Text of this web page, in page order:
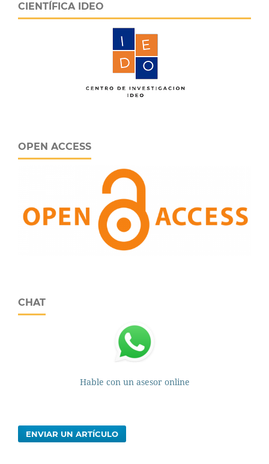
CIENTÍFICA IDEO
OPEN ACCESS
CHAT
Hable con un asesor online
ENVIAR UN ARTÍCULO